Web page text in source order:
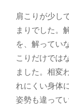
肩こりが少し
まりでした。
を、解ってい
こりだけでは
ました。相変
れにくい身体
姿勢も違って